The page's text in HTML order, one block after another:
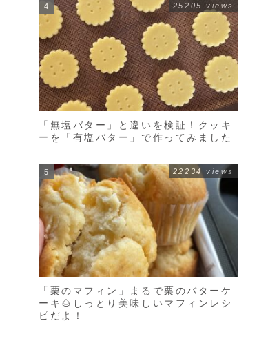
「無塩バター」と違いを検証！クッキ
ーを「有塩バター」で作ってみました
25205 views
「栗のマフィン」まるで栗のバターケ
ーキ🌰しっとり美味しいマフィンレシ
ピだよ！
22234 views